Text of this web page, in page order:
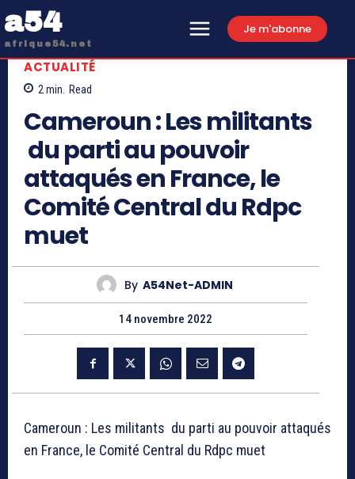
a54
afrique54.net
Je m'abonne
ACTUALITÉ
2 min. Read
Cameroun : Les militants
du parti au pouvoir
attaqués en France, le
Comité Central du Rdpc
muet
By A54Net-ADMIN
14 novembre 2022
Cameroun : Les militants du parti au pouvoir attaqués
en France, le Comité Central du Rdpc muet